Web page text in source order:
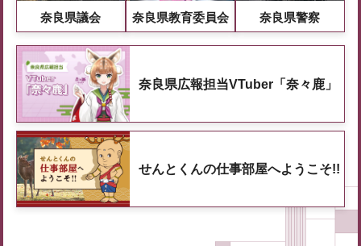
奈良県議会 奈良県教育委員会 奈良県警察
奈良県広報担当VTuber「奈々鹿」
せんとくんの仕事部屋へようこそ!!